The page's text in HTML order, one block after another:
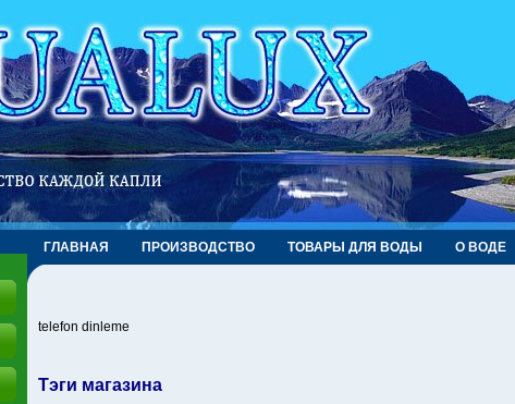
ГЛАВНАЯ ПРОИЗВОДСТВО ТОВАРЫ ДЛЯ ВОДЫ О ВОДЕ
telefon dinleme
Тэги магазина